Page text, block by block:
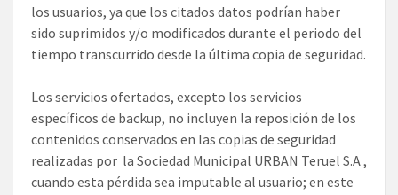
los usuarios, ya que los citados datos podrían haber
sido suprimidos y/o modificados durante el periodo del
tiempo transcurrido desde la última copia de seguridad.
Los servicios ofertados, excepto los servicios
específicos de backup, no incluyen la reposición de los
contenidos conservados en las copias de seguridad
realizadas por la Sociedad Municipal URBAN Teruel S.A ,
cuando esta pérdida sea imputable al usuario; en este